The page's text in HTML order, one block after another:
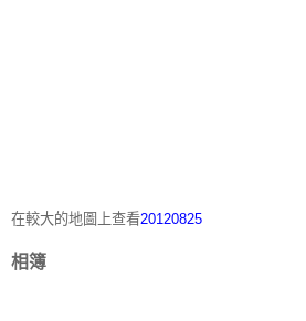
在較大的地圖上查看20120825
相簿